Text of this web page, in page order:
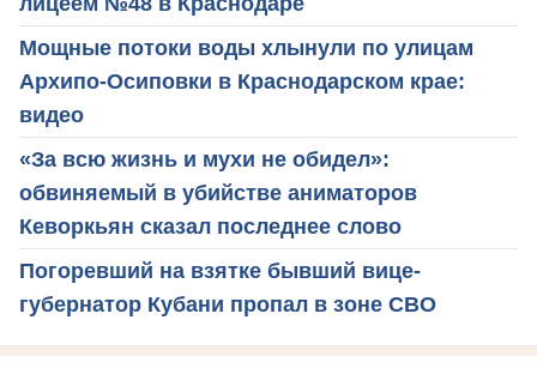
Мощные потоки воды хлынули по улицам
Архипо-Осиповки в Краснодарском крае:
видео
«За всю жизнь и мухи не обидел»:
обвиняемый в убийстве аниматоров
Кеворкьян сказал последнее слово
Погоревший на взятке бывший вице-
губернатор Кубани пропал в зоне СВО